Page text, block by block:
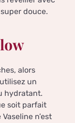
douce.
alors
un
hydratant.
soit parfait
n’est